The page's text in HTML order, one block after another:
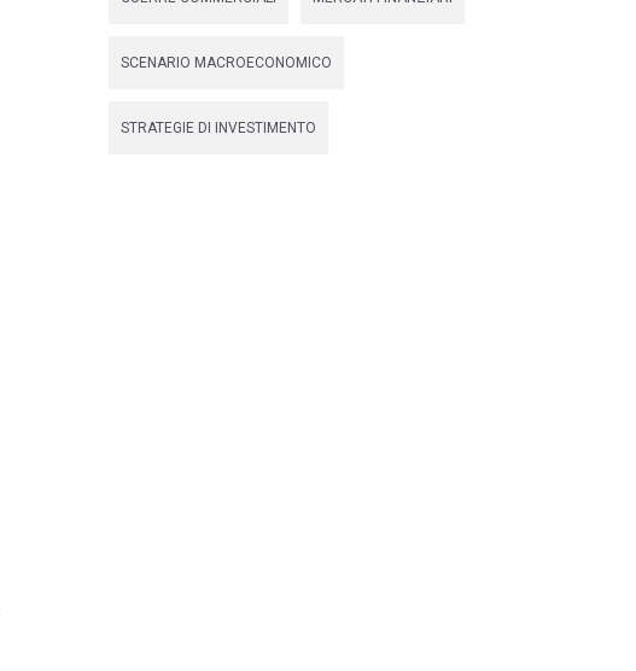
SCENARIO MACROECONOMICO
STRATEGIE DI INVESTIMENTO